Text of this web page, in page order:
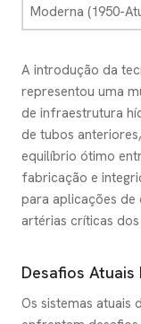
Moderna (1950-
A introdução da
representou uma
de infraestrutura
de tubos
equilíbrio ótimo
fabricação e
para aplicações
artérias críticas
Desafios
Os sistemas atuais